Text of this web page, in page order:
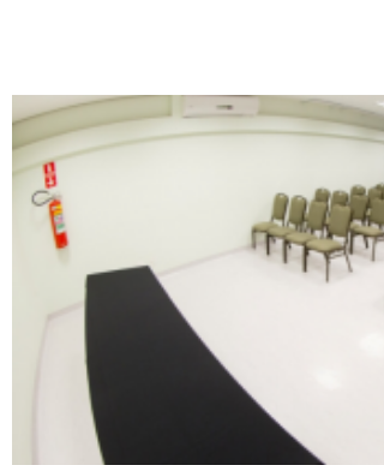
L1
L2
L3